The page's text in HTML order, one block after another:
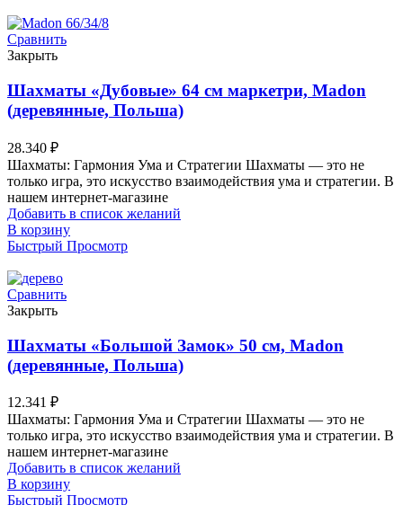
Сравнить
Закрыть
Шахматы «Дубовые» 64 см маркетри, Madon
(деревянные, Польша)
28.340 ₽
Шахматы: Гармония Ума и Стратегии Шахматы — это не
только игра, это искусство взаимодействия ума и стратегии. В
нашем интернет-магазине
Добавить в список желаний
В корзину
Быстрый Просмотр
Сравнить
Закрыть
Шахматы «Большой Замок» 50 см, Madon
(деревянные, Польша)
12.341 ₽
Шахматы: Гармония Ума и Стратегии Шахматы — это не
только игра, это искусство взаимодействия ума и стратегии. В
нашем интернет-магазине
Добавить в список желаний
В корзину
Быстрый Просмотр